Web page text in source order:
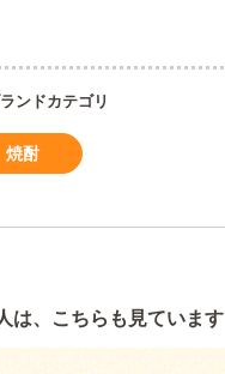
ンドカテゴリ
焼酎
は、こちらも見ています